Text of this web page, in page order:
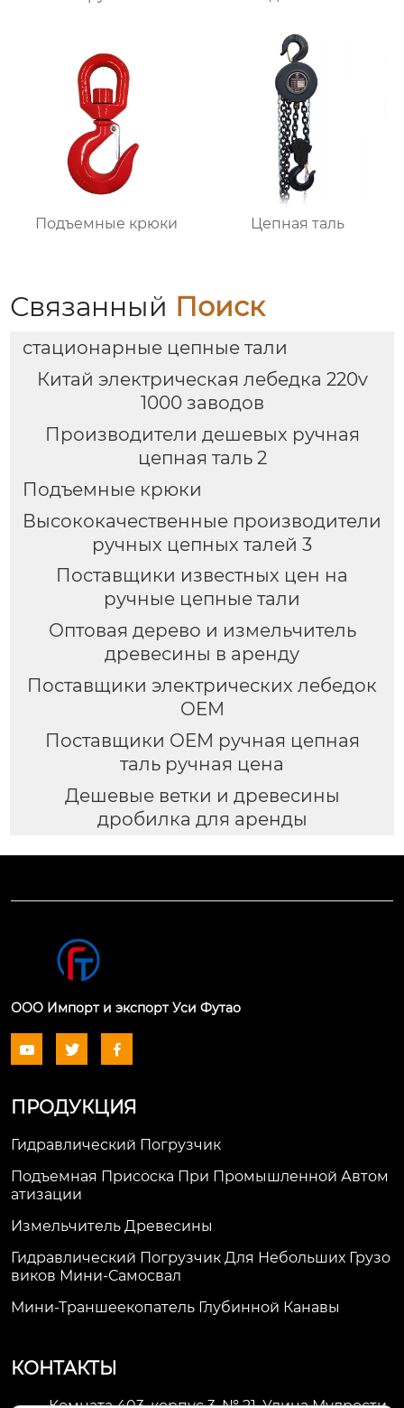
Подъемные крюки Цепная таль
Связанный Поиск
стационарные цепные тали
Китай электрическая лебедка 220v
1000 заводов
Производители дешевых ручная
цепная таль 2
Подъемные крюки
Высококачественные производители
ручных цепных талей 3
Поставщики известных цен на
ручные цепные тали
Оптовая дерево и измельчитель
древесины в аренду
Поставщики электрических лебедок
OEM
Поставщики OEM ручная цепная
таль ручная цена
Дешевые ветки и древесины
дробилка для аренды
ООО Импорт и экспорт Уси Футао
  
ПРОДУКЦИЯ
Гидравлический Погрузчик
Подъемная Присоска При Промышленной Автом
Атизации
Измельчитель Древесины
Гидравлический Погрузчик Для Небольших Грузо
Виков Мини-Самосвал
Мини-Траншеекопатель Глубинной Канавы
КОНТАКТЫ